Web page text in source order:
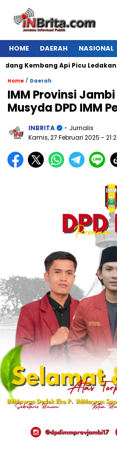
HOME DAERAH NASIONAL
Kembang Api Picu Ledakan di
Home / Daerah
IMM Provinsi
Musyda DPD IMM
INBRITA
- Jurnalis
Kamis, 27 Februari 2025 -